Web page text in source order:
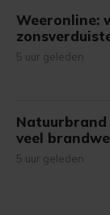
Weeronline:
5 uur geleden
Natuurbrand
veel
5 uur geleden